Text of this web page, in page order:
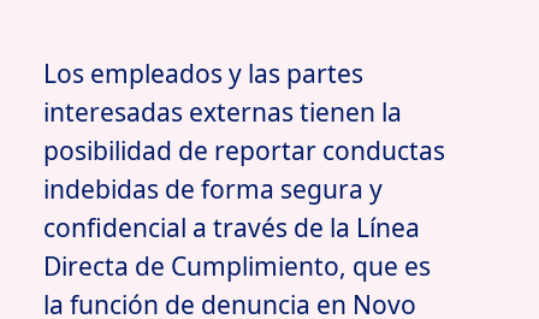
Los empleados y las partes
interesadas externas tienen la
posibilidad de reportar conductas
indebidas de forma segura y
confidencial a través de la Línea
Directa de Cumplimiento, que es
la función de denuncia en Novo